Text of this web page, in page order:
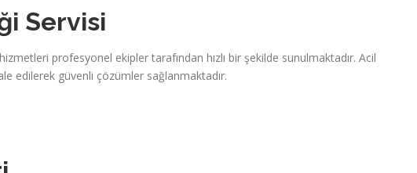
Servisi
profesyonel ekipler tarafından hızlı bir şekilde sunulmaktadır. Acil
edilerek güvenli çözümler sağlanmaktadır.